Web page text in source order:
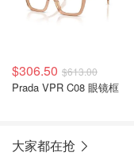
$306.50 $613.00
Prada VPR C08 眼镜框
大家都在抢